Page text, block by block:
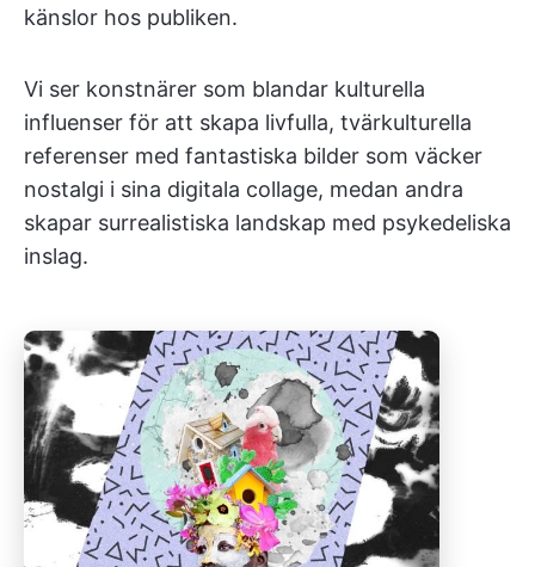
känslor hos publiken.
Vi ser konstnärer som blandar kulturella
influenser för att skapa livfulla, tvärkulturella
referenser med fantastiska bilder som väcker
nostalgi i sina digitala collage, medan andra
skapar surrealistiska landskap med psykedeliska
inslag.